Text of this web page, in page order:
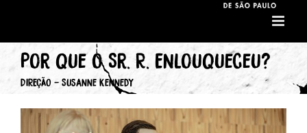
Por que o Sr. R. Enlouqueceu?
DIREÇÃO - Susanne Kennedy
View